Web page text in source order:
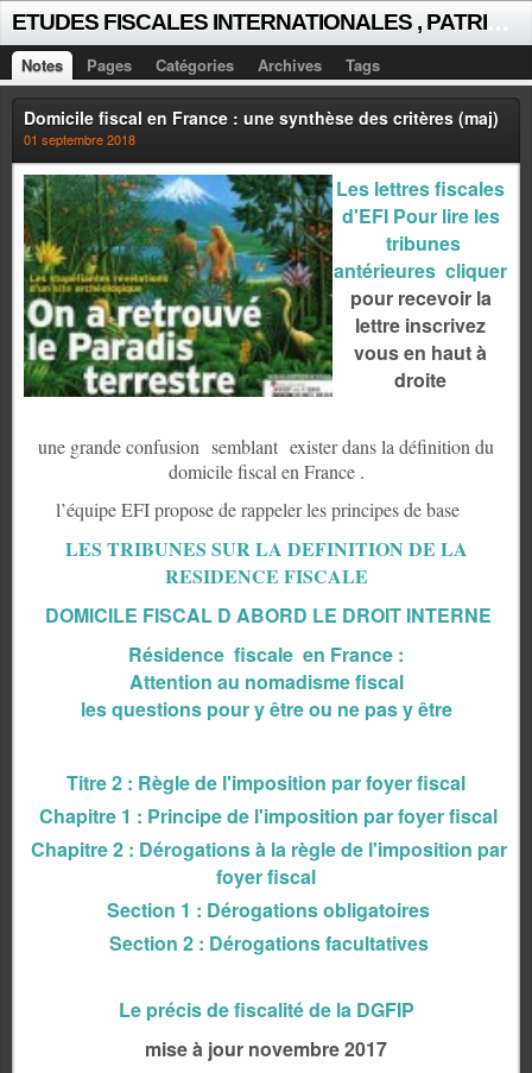
Notes Pages Catégories Archives Tags
Domicile fiscal en France : une synthèse des critères (maj)
01 septembre 2018
Les lettres fiscales
d'EFI Pour lire les
tribunes
antérieures cliquer
pour recevoir la
lettre inscrivez
vous en haut à
droite
une grande confusion semblant exister dans la définition du
domicile fiscal en France .
l’équipe EFI propose de rappeler les principes de base
LES TRIBUNES SUR LA DEFINITION DE LA
RESIDENCE FISCALE
DOMICILE FISCAL D ABORD LE DROIT INTERNE
Résidence fiscale en France :
Attention au nomadisme fiscal
les questions pour y être ou ne pas y être
Titre 2 : Règle de l'imposition par foyer fiscal
Chapitre 1 : Principe de l'imposition par foyer fiscal
Chapitre 2 : Dérogations à la règle de l'imposition par
foyer fiscal
Section 1 : Dérogations obligatoires
Section 2 : Dérogations facultatives
Le précis de fiscalité de la DGFIP
mise à jour novembre 2017